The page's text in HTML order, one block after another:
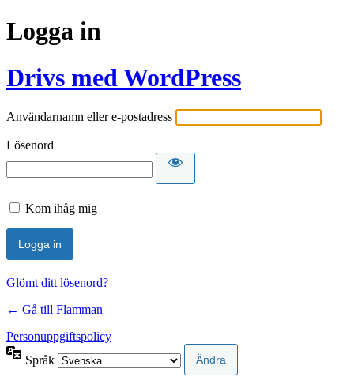
Logga in
Drivs med WordPress
Användarnamn eller e-postadress
Lösenord
Kom ihåg mig
Glömt ditt lösenord?
← Gå till Flamman
Personuppgiftspolicy
Språk